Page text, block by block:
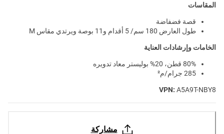
المقاسات
قصة فضفاضة
طول العارض 180 سم/ 5 أقدام و11 بوصة ويرتدي مقاس M
الخامات وإرشادات العناية
80% قطن، 20% بوليستر معاد تدويره
285 جرام/م²
VPN: A5A9T-NBY8
مشاركة